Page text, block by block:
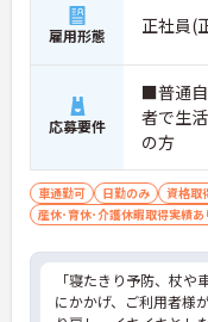
雇用形態 正社員(
応募要件
■普通
者で生
の方
車通勤可 日勤のみ 資格取
産休･育休･介護休暇取得実績あ
「寝たきり予防、杖
にかかげ、ご利用者様